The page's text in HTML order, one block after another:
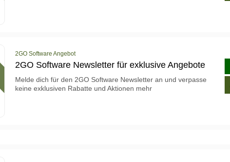
2GO Software Angebot
2GO Software Newsletter für exklusive Angebote
Melde dich für den 2GO Software Newsletter an und verpasse
keine exklusiven Rabatte und Aktionen mehr